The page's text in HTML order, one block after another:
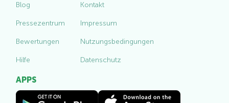
Blog
Pressezentrum
Bewertungen
Hilfe
Kontakt
Impressum
Nutzungsbedingungen
Datenschutz
APPS